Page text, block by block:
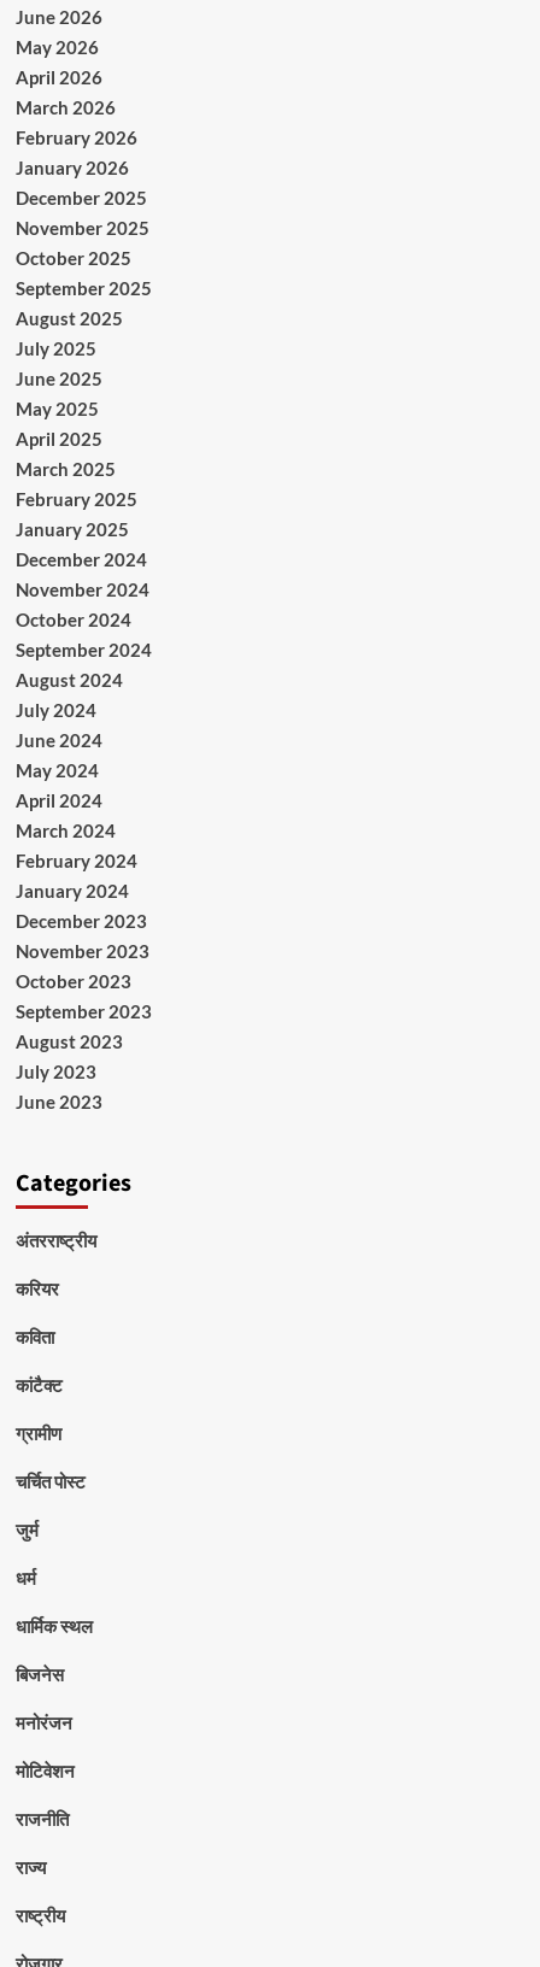
June 2026
May 2026
April 2026
March 2026
February 2026
January 2026
December 2025
November 2025
October 2025
September 2025
August 2025
July 2025
June 2025
May 2025
April 2025
March 2025
February 2025
January 2025
December 2024
November 2024
October 2024
September 2024
August 2024
July 2024
June 2024
May 2024
April 2024
March 2024
February 2024
January 2024
December 2023
November 2023
October 2023
September 2023
August 2023
July 2023
June 2023
Categories
अंतरराष्ट्रीय
करियर
कविता
कांटैक्ट
ग्रामीण
चर्चित पोस्ट
जुर्म
धर्म
धार्मिक स्थल
बिजनेस
मनोरंजन
मोटिवेशन
राजनीति
राज्य
राष्ट्रीय